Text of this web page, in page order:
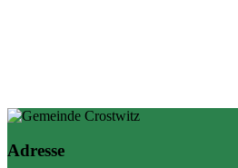
Adresse